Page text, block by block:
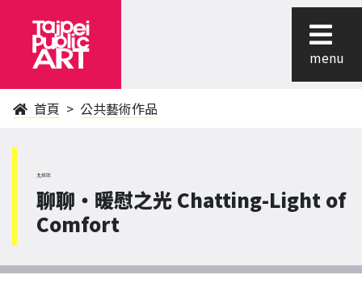
menu
首頁 公共藝術作品
北投區
聊聊‧暖慰之光 Chatting-Light of
Comfort